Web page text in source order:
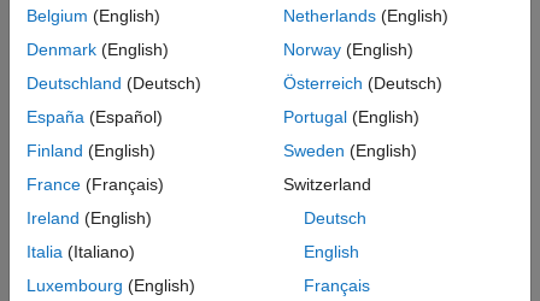
大文字の代わりの小文字の使用、およびその逆。
アンダースコア文字の有無。
文字Oと数字
文字Iと数字
文字Iと文字
文字 と数字
Belgium (English)
Denmark (English)
Deutschland (Deutsch)
España (Español)
Finland (English)
France (Français)
Ireland (English)
Italia (Italiano)
Luxembourg (English)
Netherlands(English)
Norway(English)
Österreich (Deutsch)
Portugal(English)
Sweden (English)
Switzerland
Deutsch
English
Français